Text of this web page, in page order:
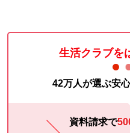
生活クラブを
42万人が選ぶ安
資料請求で